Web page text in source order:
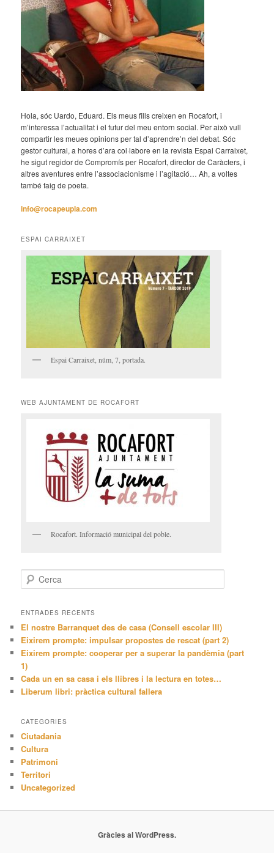
Hola, sóc Uardo, Eduard. Els meus fills creixen en Rocafort, i
m’interessa l’actualitat i el futur del meu entorn social. Per això vull
compartir les meues opinions per tal d’aprendre’n del debat. Sóc
gestor cultural, a hores d’ara col·labore en la revista Espai Carraixet,
he sigut regidor de Compromís per Rocafort, director de Caràcters, i
altres aventures entre l’associacionisme i l’agitació… Ah, a voltes
també faig de poeta.
info@rocapeupla.com
ESPAI CARRAIXET
Espai Carraixet, núm, 7, portada.
WEB AJUNTAMENT DE ROCAFORT
Rocafort. Informació municipal del poble.
e
c
ENTRADES RECENTS
El nostre Barranquet des de casa (Consell escolar III)
Eixirem prompte: impulsar propostes de rescat (part 2)
Eixirem prompte: cooperar per a superar la pandèmia (part
1)
Cada un en sa casa i els llibres i la lectura en totes…
Liberum libri: pràctica cultural fallera
CATEGORIES
Ciutadania
Cultura
Patrimoni
Territori
Uncategorized
Gràcies al WordPress.